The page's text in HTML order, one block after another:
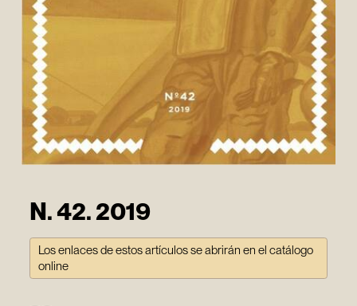
N. 42. 2019
Los enlaces de estos artículos se abrirán en el catálogo
online